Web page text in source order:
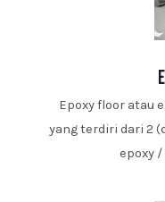
Epoxy floor atau
yang terdiri dari 2
epoxy